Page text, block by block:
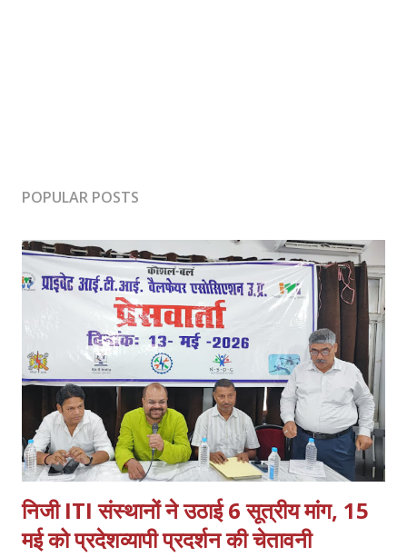
POPULAR POSTS
निजी ITI संस्थानों ने उठाई 6 सूत्रीय मांग, 15
मई को प्रदेशव्यापी प्रदर्शन की चेतावनी